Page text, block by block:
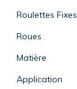
Roulettes Fixes
Roues
Matière
Application